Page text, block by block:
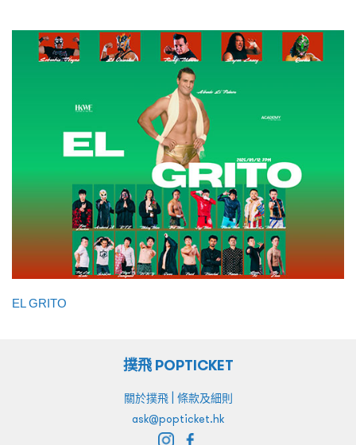
EL GRITO
撲飛 POPTICKET
關於撲飛| 條款及細則
ask@popticket.hk